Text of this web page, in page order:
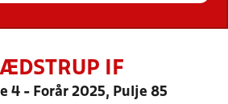
IF
4 - Forår 2025, Pulje 85